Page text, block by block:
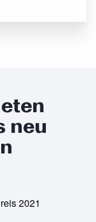
neu